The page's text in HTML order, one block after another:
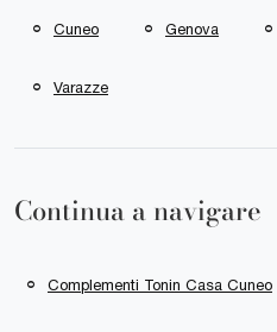
Cuneo Genova
Varazze
Continua a navigare
Complementi Tonin Casa Cuneo